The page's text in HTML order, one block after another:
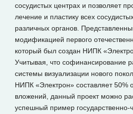
сосудистых центрах и позволяет
лечение и пластику всех
различных органов.
модификацией первого
который был создан НИПК
Учитывая, что софинансирование
системы визуализации нового
НИПК «Электрон» составляет 50%
вложений, данный проект можно
успешный пример государственно-